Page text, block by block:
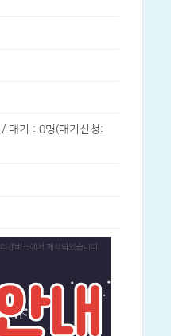
대기 : 0명(대기신청: